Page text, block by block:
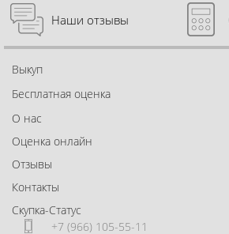
Наши отзывы
Выкуп
Бесплатная оценка
О нас
Оценка онлайн
Отзывы
Контакты
Скупка-Статус
+7 (966) 105-55-11